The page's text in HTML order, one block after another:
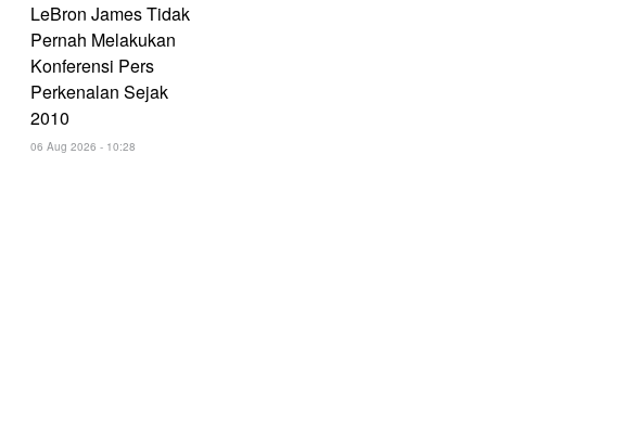
LeBron James Tidak
Pernah Melakukan
Konferensi Pers
Perkenalan Sejak
2010
06 Aug 2026 - 10:28